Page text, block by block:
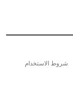
شروط الاستخدام